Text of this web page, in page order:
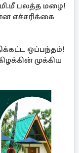
மி.மீ பலத்த மழை!
எச்சரிக்கை
ஒப்பந்தம்!
முக்கிய